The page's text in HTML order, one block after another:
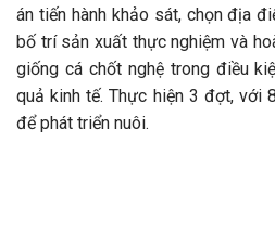
án tiến hành khảo sát, chọn địa
bố trí sản xuất thực nghiệm và
giống cá chốt nghệ trong điều
quả kinh tế. Thực hiện 3 đợt, với
để phát triển nuôi.